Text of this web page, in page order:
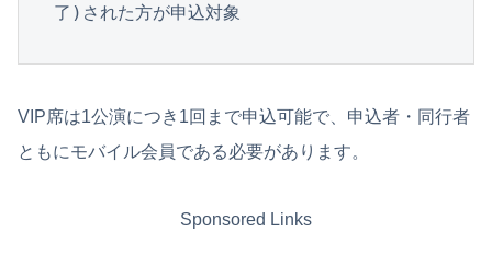
了)された方が申込対象
VIP席は1公演につき1回まで申込可能で、申込者・同行者
ともにモバイル会員である必要があります。
Sponsored Links